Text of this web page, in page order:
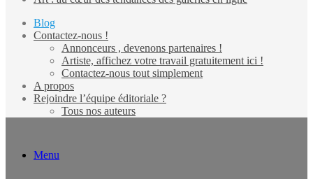
Blog
Contactez-nous !
Annonceurs , devenons partenaires !
Artiste, affichez votre travail gratuitement ici !
Contactez-nous tout simplement
A propos
Rejoindre l’équipe éditoriale ?
Tous nos auteurs
Menu